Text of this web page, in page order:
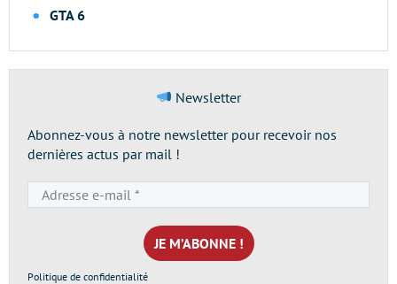
GTA 6
Newsletter
Abonnez-vous à notre newsletter pour recevoir nos
dernières actus par mail !
e-
mail
*
Politique de confidentialité